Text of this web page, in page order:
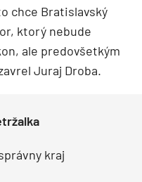
chce Bratislavský
ktorý nebude
ale predovšetkým
Juraj Droba.
kraj